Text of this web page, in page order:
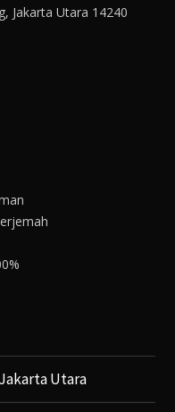
Jakarta Utara 14240
Utara